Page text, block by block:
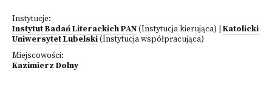
Instytucje:
Instytut Badań Literackich PAN(Instytucja kierująca)
Katolicki
Uniwersytet Lubelski(Instytucja współpracująca)
Miejscowości:
Kazimierz Dolny